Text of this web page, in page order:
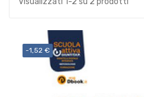
-1,52 €